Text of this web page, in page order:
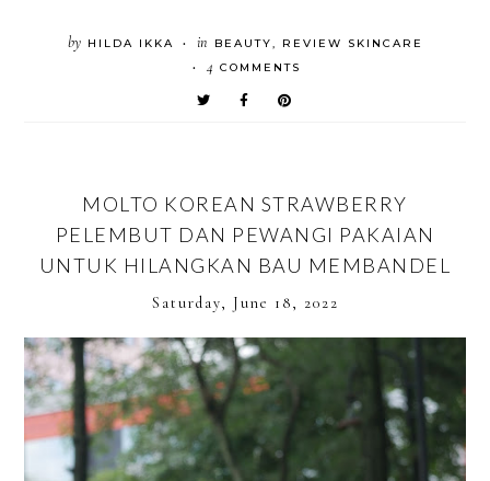
by HILDA IKKA • in BEAUTY, REVIEW SKINCARE
• 4 COMMENTS
MOLTO KOREAN STRAWBERRY
PELEMBUT DAN PEWANGI PAKAIAN
UNTUK HILANGKAN BAU MEMBANDEL
Saturday, June 18, 2022